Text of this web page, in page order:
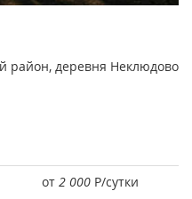
район, деревня Неклюдово
от 2 000 Р/сутки